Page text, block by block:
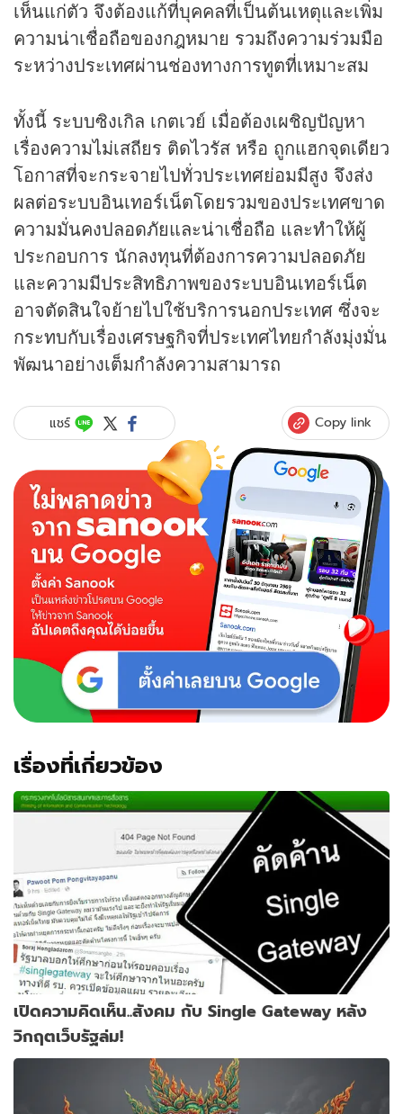
เห็นแก่ตัว จึงต้องแก้ที่บุคคลที่เป็นต้นเหตุและเพิ่ม
ความน่าเชื่อถือของกฎหมาย รวมถึงความร่วมมือ
ระหว่างประเทศผ่านช่องทางการทูตที่เหมาะสม
ทั้งนี้ ระบบซิงเกิล เกตเวย์ เมื่อต้องเผชิญปัญหา
เรื่องความไม่เสถียร ติดไวรัส หรือ ถูกแฮกจุดเดียว
โอกาสที่จะกระจายไปทั่วประเทศย่อมมีสูง จึงส่ง
ผลต่อระบบอินเทอร์เน็ตโดยรวมของประเทศขาด
ความมั่นคงปลอดภัยและน่าเชื่อถือ และทำให้ผู้
ประกอบการ นักลงทุนที่ต้องการความปลอดภัย
และความมีประสิทธิภาพของระบบอินเทอร์เน็ต
อาจตัดสินใจย้ายไปใช้บริการนอกประเทศ ซึ่งจะ
กระทบกับเรื่องเศรษฐกิจที่ประเทศไทยกำลังมุ่งมั่น
พัฒนาอย่างเต็มกำลังความสามารถ
แชร์ Copy link
เรื่องที่เกี่ยวข้อง
เปิดความคิดเห็น..สังคม กับ Single Gateway หลัง
วิกฤตเว็บรัฐล่ม!